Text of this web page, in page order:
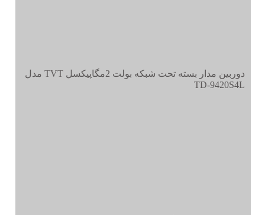
دوربین مدار بسته تحت شبکه بولت 2مگاپیکسل TVT مدل
TD-9420S4L